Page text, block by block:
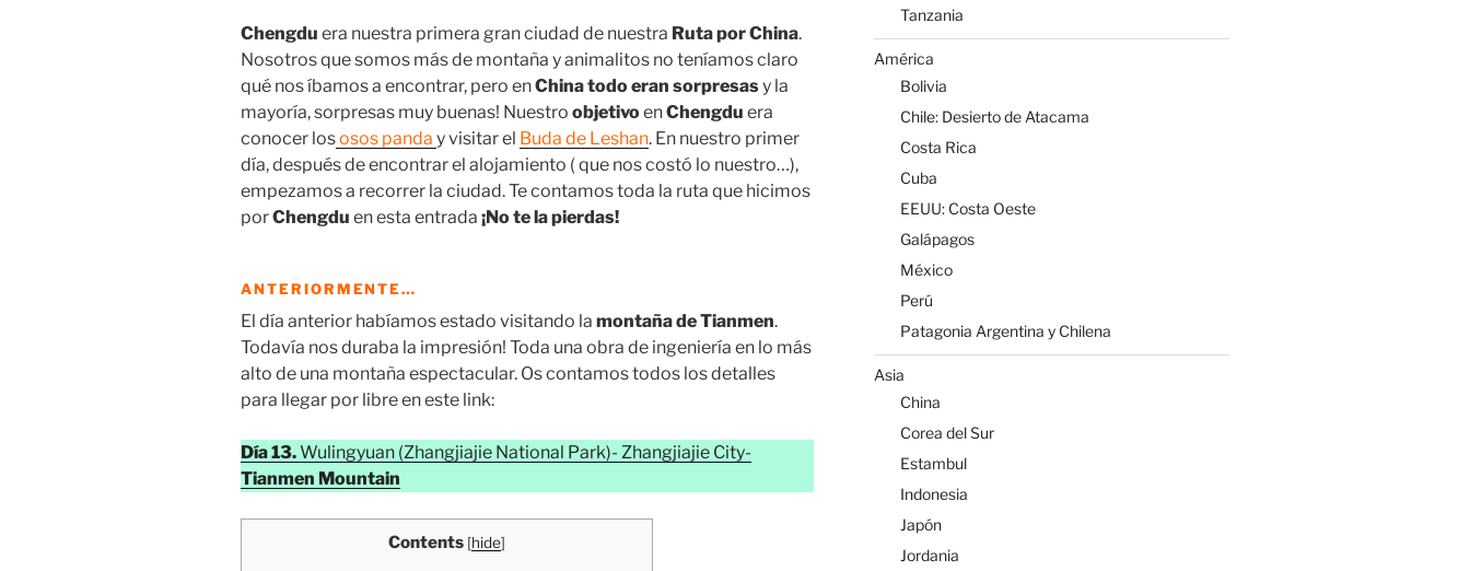
Chengdu era nuestra primera gran ciudad de nuestra Ruta por China.
Nosotros que somos más de montaña y animalitos no teníamos claro
qué nos íbamos a encontrar, pero enChina todo eran sorpresasy la
mayoría, sorpresas muy buenas! Nuestro objetivoenChengdu era
conocer lososos panda y visitar el Buda de Leshan. En nuestro primer
día, después de encontrar el alojamiento ( que nos costó lo nuestro…),
empezamos a recorrer la ciudad. Te contamos toda la ruta que hicimos
porChengdu en esta entrada ¡No te la pierdas!
ANTERIORMENTE…
El día anterior habíamos estado visitando la montaña de Tianmen.
Todavía nos duraba la impresión! Toda una obra de ingeniería en lo más
alto de una montaña espectacular. Os contamos todos los detalles
para llegar por libre en este link:
Día 13.Wulingyuan (Zhangjiajie National Park)- Zhangjiajie City-
Tianmen Mountain
Contents [hide]
Tanzania
América
Bolivia
Chile: Desierto de Atacama
Costa Rica
Cuba
EEUU: Costa Oeste
Galápagos
México
Perú
Patagonia Argentina y Chilena
Asia
China
Corea del Sur
Estambul
Indonesia
Japón
Jordania